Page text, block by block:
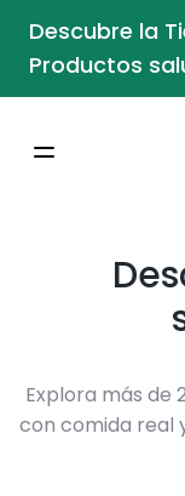
Descubre la
Productos
Explora más de
con comida real